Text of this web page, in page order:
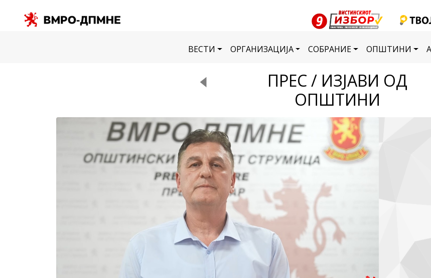
ВЕСТИ ОРГАНИЗАЦИЈА СОБРАНИЕ ОПШТИНИ
ПРЕС / ИЗЈАВИ ОД
ОПШТИНИ